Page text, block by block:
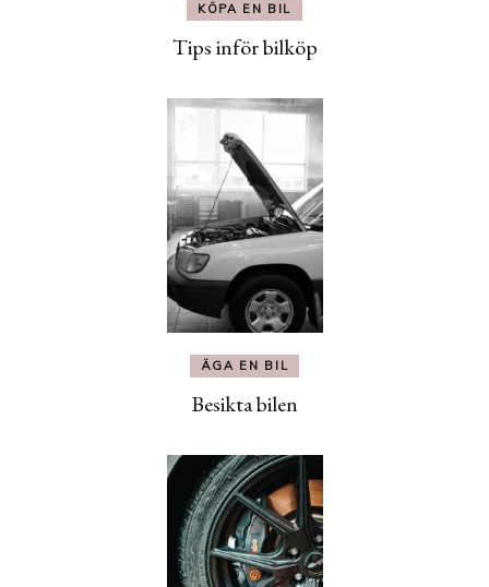
KÖPA EN BIL
Tips inför bilköp
ÄGA EN BIL
Besikta bilen